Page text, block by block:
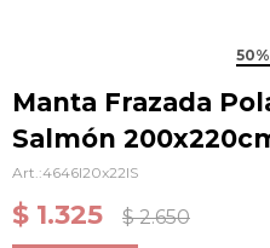
Manta Frazada
Salmón
4646I20x22IS
$ 1.325 $ 2.650